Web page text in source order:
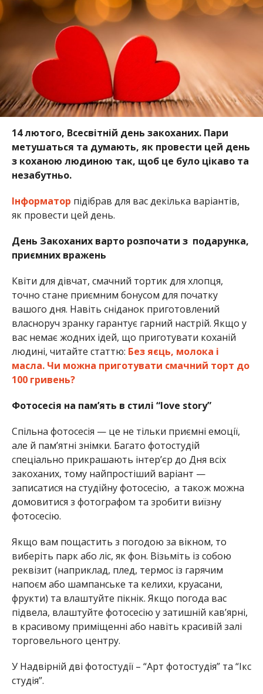
14 лютого, Всесвітній день закоханих. Пари
метушаться та думають, як провести цей день
з коханою людиною так, щоб це було цікаво та
незабутньо.
Інформатор підібрав для вас декілька варіантів,
як провести цей день.
День Закоханих варто розпочати з подарунка,
приємних вражень
Квіти для дівчат, смачний тортик для хлопця,
точно стане приємним бонусом для початку
вашого дня. Навіть сніданок приготовлений
власноруч зранку гарантує гарний настрій. Якщо у
вас немає жодних ідей, що приготувати коханій
людині, читайте статтю: Без яєць, молока і
масла. Чи можна приготувати смачний торт до
100 гривень?
Фотосесія на пам’ять в стилі “love story”
Спільна фотосесія — це не тільки приємні емоції,
але й пам’ятні знімки. Багато фотостудій
спеціально прикрашають інтер’єр до Дня всіх
закоханих, тому найпростіший варіант —
записатися на студійну фотосесію, а також можна
домовитися з фотографом та зробити виїзну
фотосесію.
Якщо вам пощастить з погодою за вікном, то
виберіть парк або ліс, як фон. Візьміть із собою
реквізит (наприклад, плед, термос із гарячим
напоєм або шампанське та келихи, круасани,
фрукти) та влаштуйте пікнік. Якщо погода вас
підвела, влаштуйте фотосесію у затишній кав’ярні,
в красивому приміщенні або навіть красивій залі
торговельного центру.
У Надвірній дві фотостудії – “Арт фотостудія” та “Ікс
студія”.